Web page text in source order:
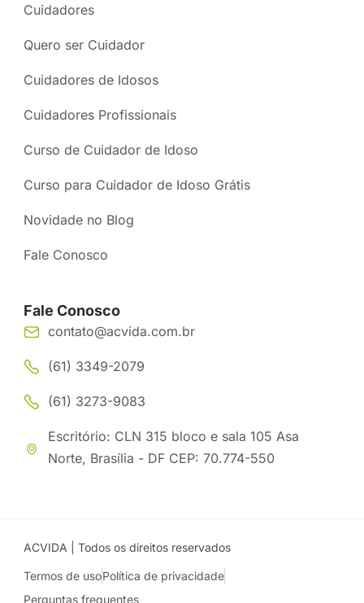
Cuidadores
Quero ser Cuidador
Cuidadores de Idosos
Cuidadores Profissionais
Curso de Cuidador de Idoso
Curso para Cuidador de Idoso Grátis
Novidade no Blog
Fale Conosco
Fale Conosco
contato@acvida.com.br
(61) 3349-2079
(61) 3273-9083
Escritório: CLN 315 bloco e sala 105 Asa
Norte, Brasília - DF CEP: 70.774-550
ACVIDA | Todos os direitos reservados
Termos de usoPolítica de privacidade
Perguntas frequentes